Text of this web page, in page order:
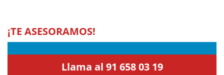
¡TE ASESORAMOS!
Llama al 91 658 03 19